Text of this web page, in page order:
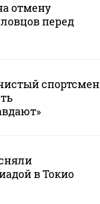
отмену
перед
спортсмен
в Токио